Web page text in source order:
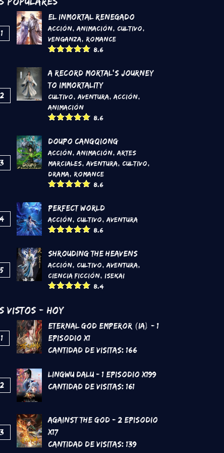
1
El inmortal renegado
Acción,Animación, Cultivo,
Venganza, Romance
8.6
2
A Record Mortal's Journey
To Immortality
Cultivo,Aventura,Acción,
Animación
8.6
3
DouPo Cangqiong
Acción,Animación,Artes
marciales,Aventura, Cultivo,
Drama, Romance
8.6
4
Perfect World
Acción, Cultivo,Aventura
8.6
5
Shrouding the Heavens
Acción, Cultivo,Aventura,
Ciencia Ficción, Isekai
8.4
Vistos - Hoy
1
Eternal God Emperor (IA) - 1
Episodio x1
Cantidad de Visitas: 166
2
Lingwu Dalu - 1 Episodio x199
Cantidad de Visitas: 161
3
Against the God - 2 Episodio
x17
Cantidad de Visitas: 139